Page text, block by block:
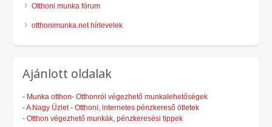
Otthoni munka fórum
otthonimunka.net hírlevelek
Ajánlott oldalak
- Munka otthon- Otthonról végezhető munkalehetőségek
-A Nagy Üzlet - Otthoni, internetes pénzkereső ötletek
-Otthon végezhető munkák, pénzkeresési tippek